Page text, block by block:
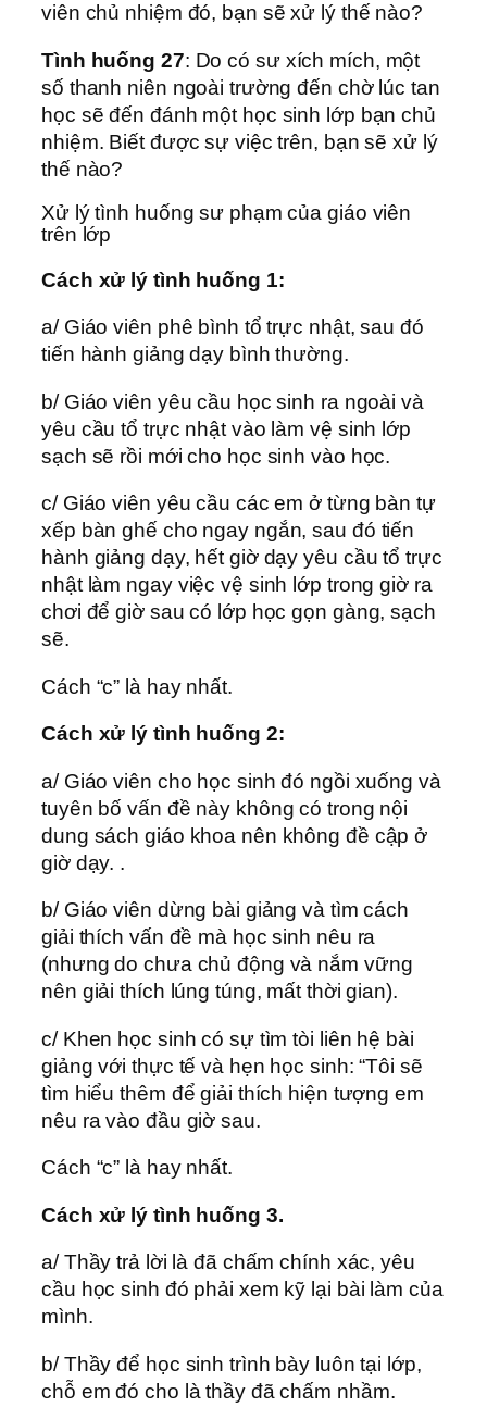
viên chủ nhiệm đó, bạn sẽ xử lý thế nào?
Tình huống 27: Do có sư xích mích, một
số thanh niên ngoài trường đến chờ lúc tan
học sẽ đến đánh một học sinh lớp bạn chủ
nhiệm. Biết được sự việc trên, bạn sẽ xử lý
thế nào?
Xử lý tình huống sư phạm của giáo viên
trên lớp
Cách xử lý tình huống 1:
a/ Giáo viên phê bình tổ trực nhật, sau đó
tiến hành giảng dạy bình thường.
b/ Giáo viên yêu cầu học sinh ra ngoài và
yêu cầu tổ trực nhật vào làm vệ sinh lớp
sạch sẽ rồi mới cho học sinh vào học.
c/ Giáo viên yêu cầu các em ở từng bàn tự
xếp bàn ghế cho ngay ngắn, sau đó tiến
hành giảng dạy, hết giờ dạy yêu cầu tổ trực
nhật làm ngay việc vệ sinh lớp trong giờ ra
chơi để giờ sau có lớp học gọn gàng, sạch
sẽ.
Cách “c” là hay nhất.
Cách xử lý tình huống 2:
a/ Giáo viên cho học sinh đó ngồi xuống và
tuyên bố vấn đề này không có trong nội
dung sách giáo khoa nên không đề cập ở
giờ dạy. .
b/ Giáo viên dừng bài giảng và tìm cách
giải thích vấn đề mà học sinh nêu ra
(nhưng do chưa chủ động và nắm vững
nên giải thích lúng túng, mất thời gian).
c/ Khen học sinh có sự tìm tòi liên hệ bài
giảng với thực tế và hẹn học sinh: “Tôi sẽ
tìm hiểu thêm để giải thích hiện tượng em
nêu ra vào đầu giờ sau.
Cách “c” là hay nhất.
Cách xử lý tình huống 3.
a/ Thầy trả lời là đã chấm chính xác, yêu
cầu học sinh đó phải xem kỹ lại bài làm của
mình.
b/ Thầy để học sinh trình bày luôn tại lớp,
chỗ em đó cho là thầy đã chấm nhầm.